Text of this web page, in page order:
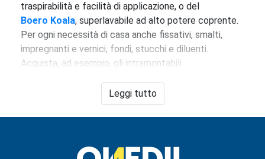
traspirabilità e facilità di applicazione, o del
Boero Koala, superlavabile ad alto potere coprente.
Per ogni necessità di casa anche fissativi, smalti,
impregnanti e vernici, fondi, stucchi e diluenti.
Acquista, ad esempio, gli intramontabili
applicabile direttamente sulla ruggine, oppure
smalto sintetico, brillante per
manufatti in ferro e legno. E per qualsiasi dubbio,
Leggi tutto